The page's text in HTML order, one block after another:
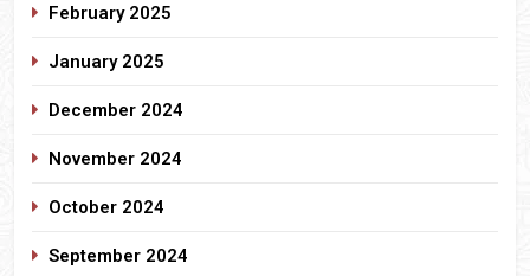
February 2025
January 2025
December 2024
November 2024
October 2024
September 2024